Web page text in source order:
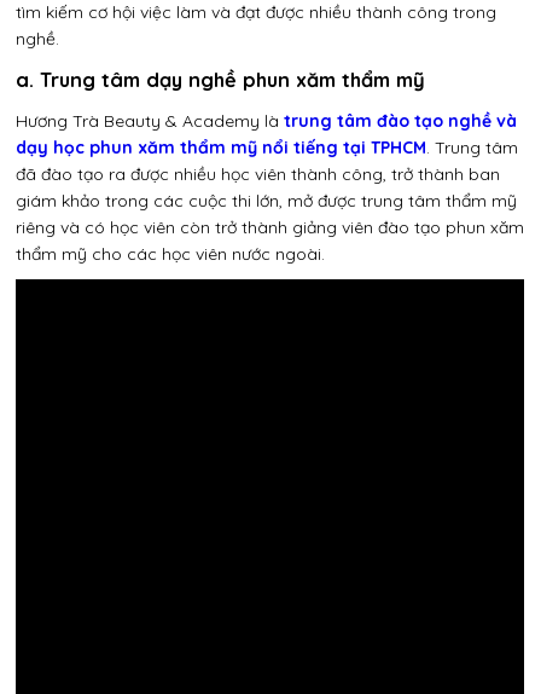
tìm kiếm cơ hội việc làm và đạt được nhiều thành công trong
nghề.
a. Trung tâm dạy nghề phun xăm thẩm mỹ
Hương Trà Beauty & Academy làtrung tâm đào tạo nghề và
dạy học phun xăm thẩm mỹ nổi tiếng tại TPHCM. Trung tâm
đã đào tạo ra được nhiều học viên thành công, trở thành ban
giám khảo trong các cuộc thi lớn, mở được trung tâm thẩm mỹ
riêng và có học viên còn trở thành giảng viên đào tạo phun xăm
thẩm mỹ cho các học viên nước ngoài.